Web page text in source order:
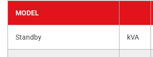
MODEL
Standby kVA